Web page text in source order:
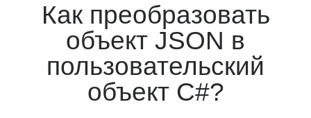
Как преобразовать
объект JSON в
пользовательский
объект C#?